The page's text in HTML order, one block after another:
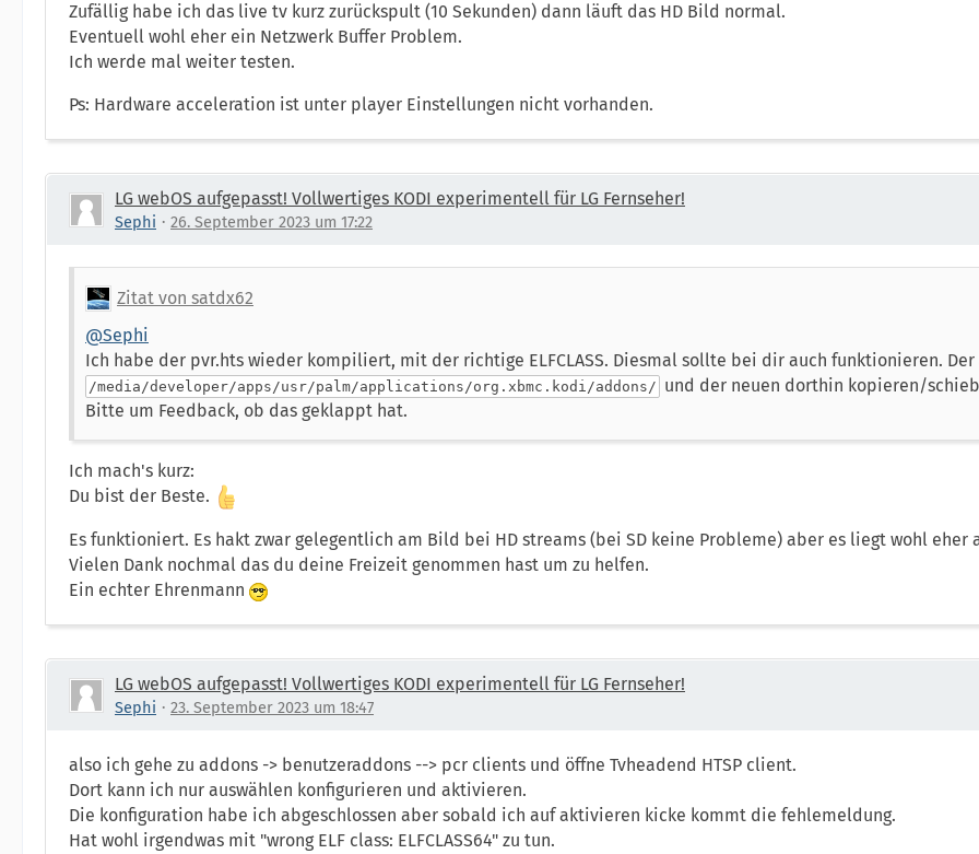
Zufällig habe ich das live tv kurz zurückspult (10 Sekunden) dann läuft das HD Bild normal.
Eventuell wohl eher ein Netzwerk Buffer Problem.
Ich werde mal weiter testen.
Ps: Hardware acceleration ist unter player Einstellungen nicht vorhanden.
LG webOS aufgepasst! Vollwertiges KODI experimentell für LG Fernseher!
Sephi 26. September 2023 um 17:22
Zitat von satdx62
@Sephi
Ich habe der pvr.hts wieder kompiliert, mit der richtige ELFCLASS. Diesmal sollte bei dir auch funktionieren.
/media/developer/apps/usr/palm/applications/org.xbmc.kodi/addons/ und der neuen dorthin kopieren/
Bitte um Feedback, ob das geklappt hat.
Ich mach's kurz:
Du bist der Beste.
Es funktioniert. Es hakt zwar gelegentlich am Bild bei HD streams (bei SD keine Probleme) aber es liegt wohl eher
Vielen Dank nochmal das du deine Freizeit genommen hast um zu helfen.
Ein echter Ehrenmann
LG webOS aufgepasst! Vollwertiges KODI experimentell für LG Fernseher!
Sephi 23. September 2023 um 18:47
also ich gehe zu addons -> benutzeraddons --> pcr clients und öffne Tvheadend HTSP client.
Dort kann ich nur auswählen konfigurieren und aktivieren.
Die konfiguration habe ich abgeschlossen aber sobald ich auf aktivieren kicke kommt die fehlemeldung.
Hat wohl irgendwas mit "wrong ELF class: ELFCLASS64" zu tun.